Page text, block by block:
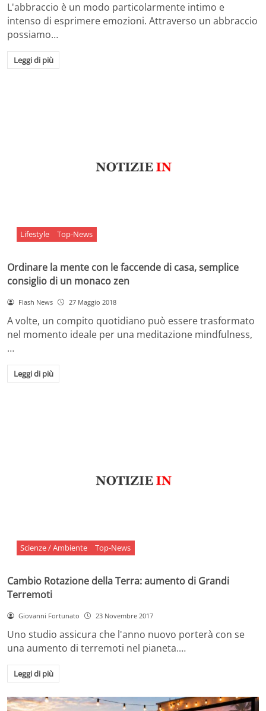
L'abbraccio è un modo particolarmente intimo e
intenso di esprimere emozioni. Attraverso un abbraccio
possiamo…
Leggi di più
Lifestyle Top-News
Ordinare la mente con le faccende di casa, semplice
consiglio di un monaco zen
Flash News 27 Maggio 2018
A volte, un compito quotidiano può essere trasformato
nel momento ideale per una meditazione mindfulness,
…
Leggi di più
Scienze / Ambiente Top-News
Cambio Rotazione della Terra: aumento di Grandi
Terremoti
Giovanni Fortunato 23 Novembre 2017
Uno studio assicura che l'anno nuovo porterà con se
una aumento di terremoti nel pianeta.…
Leggi di più